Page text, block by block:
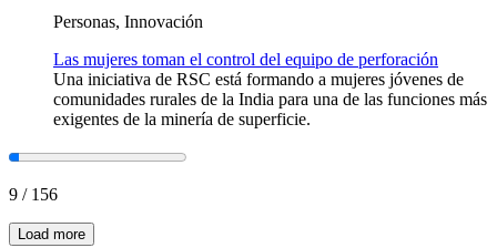
Personas, Innovación
Las mujeres toman el control del equipo de perforación
Una iniciativa de RSC está formando a mujeres jóvenes de
comunidades rurales de la India para una de las funciones más
exigentes de la minería de superficie.
9 / 156
Load more